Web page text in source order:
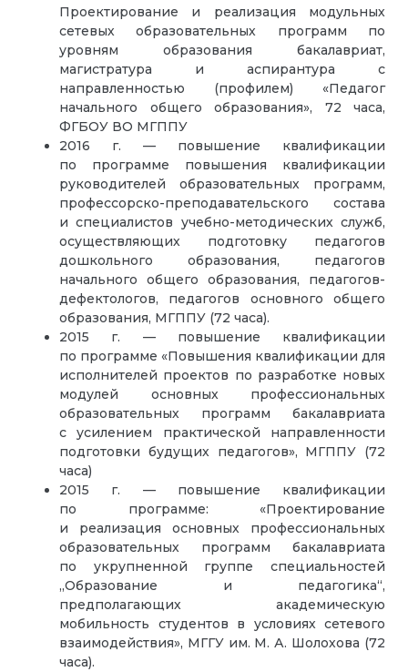
Проектирование и реализация модульных
сетевых образовательных программ по
уровням образования бакалавриат,
магистратура и аспирантура с
направленностью (профилем) «Педагог
начального общего образования», 72 часа,
ФГБОУ ВО МГППУ
2016 г. — повышение квалификации
по программе повышения квалификации
руководителей образовательных программ,
профессорско-преподавательского состава
и специалистов учебно-методических служб,
осуществляющих подготовку педагогов
дошкольного образования, педагогов
начального общего образования, педагогов-
дефектологов, педагогов основного общего
образования, МГППУ (72 часа).
2015 г. — повышение квалификации
по программе «Повышения квалификации для
исполнителей проектов по разработке новых
модулей основных профессиональных
образовательных программ бакалавриата
с усилением практической направленности
подготовки будущих педагогов», МГППУ (72
часа)
2015 г. — повышение квалификации
по программе: «Проектирование
и реализация основных профессиональных
образовательных программ бакалавриата
по укрупненной группе специальностей
„Образование и педагогика“,
предполагающих академическую
мобильность студентов в условиях сетевого
взаимодействия», МГГУ им. М. А. Шолохова (72
часа).